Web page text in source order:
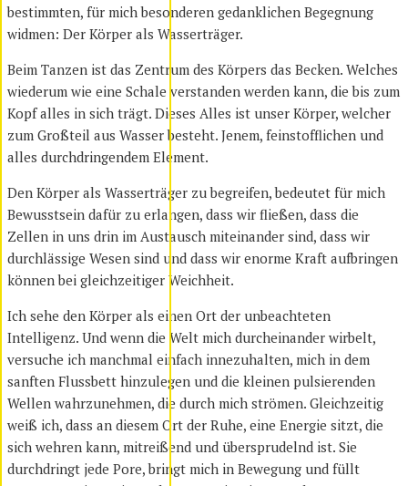
bestimmten, für mich besonderen gedanklichen Begegnung
widmen: Der Körper als Wasserträger.
Beim Tanzen ist das Zentrum des Körpers das Becken. Welches
wiederum wie eine Schale verstanden werden kann, die bis zum
Kopf alles in sich trägt. Dieses Alles ist unser Körper, welcher
zum Großteil aus Wasser besteht. Jenem, feinstofflichen und
alles durchdringendem Element.
Den Körper als Wasserträger zu begreifen, bedeutet für mich
Bewusstsein dafür zu erlangen, dass wir fließen, dass die
Zellen in uns drin im Austausch miteinander sind, dass wir
durchlässige Wesen sind und dass wir enorme Kraft aufbringen
können bei gleichzeitiger Weichheit.
Ich sehe den Körper als einen Ort der unbeachteten
Intelligenz. Und wenn die Welt mich durcheinander wirbelt,
versuche ich manchmal einfach innezuhalten, mich in dem
sanften Flussbett hinzulegen und die kleinen pulsierenden
Wellen wahrzunehmen, die durch mich strömen. Gleichzeitig
weiß ich, dass an diesem Ort der Ruhe, eine Energie sitzt, die
sich wehren kann, mitreißend und übersprudelnd ist. Sie
durchdringt jede Pore, bringt mich in Bewegung und füllt